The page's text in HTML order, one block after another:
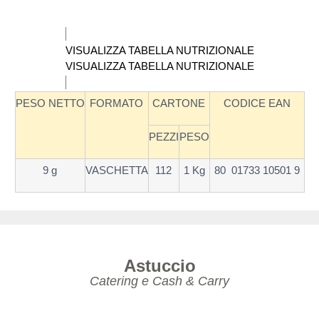
PESO NETTO FORMATO CARTONE CODICE EAN
PEZZIPESO
9 g VASCHETTA 112 1 Kg 80 01733 10501 9
VISUALIZZA TABELLA NUTRIZIONALE
VISUALIZZA TABELLA NUTRIZIONALE
Astuccio
Catering e Cash & Carry